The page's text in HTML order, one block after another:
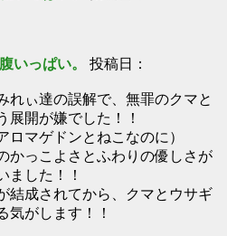
いっぱい。 投稿日：
れぃ達の誤解で、無罪のクマと
展開が嫌でした！！
ロマゲドンとねこなのに）
かっこよさとふわりの優しさが
ました！！
結成されてから、クマとウサギ
気がします！！